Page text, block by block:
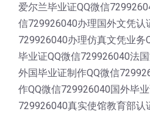
爱尔兰毕业证QQ微信
信729926040办理国外文凭认
729926040办理仿真文凭业务
毕业证QQ微信729926040法
外国毕业证制作QQ微信
作QQ微信729926040国外毕
729926040真实使馆教育部认